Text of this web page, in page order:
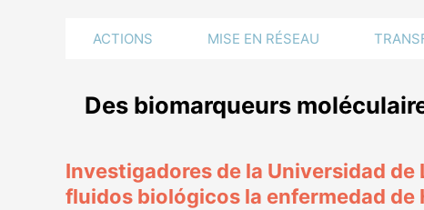
ACTIONS MISE EN RÉSEAU
Des biomarqueurs
Investigadores de la Universidad
fluidos biológicos la enfermedad